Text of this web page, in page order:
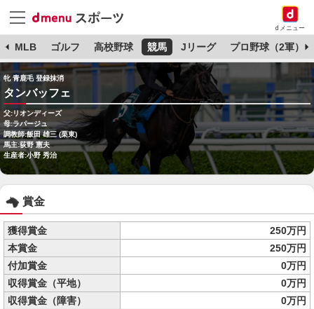
dメニュー
MLB ゴルフ 高校野球 競馬 Jリーグ プロ野球（2軍）
牝 青鹿毛 登録抹消
タンバッフェ
父:リオンディーズ
母:ラパージュ
調教師:飯田 雄三 (栗東)
馬主:荻野 憲夫
生産者:小野 秀治
賞金
獲得賞金
250万円
本賞金
250万円
付加賞金
0万円
収得賞金（平地）
0万円
収得賞金（障害）
0万円